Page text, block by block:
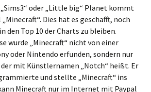
„Sims3“ oder „Little big“ Planet kommt
Dies hat es geschafft, noch
den Top 10 der Charts zu bleiben.
wurde „Minecraft“ nicht von einer
oder Nintendo erfunden, sondern nur
mit Künstlernamen „Notch“ heißt. Er
und stellte „Minecraft“ ins
Minecraft nur im Internet mit Paypal